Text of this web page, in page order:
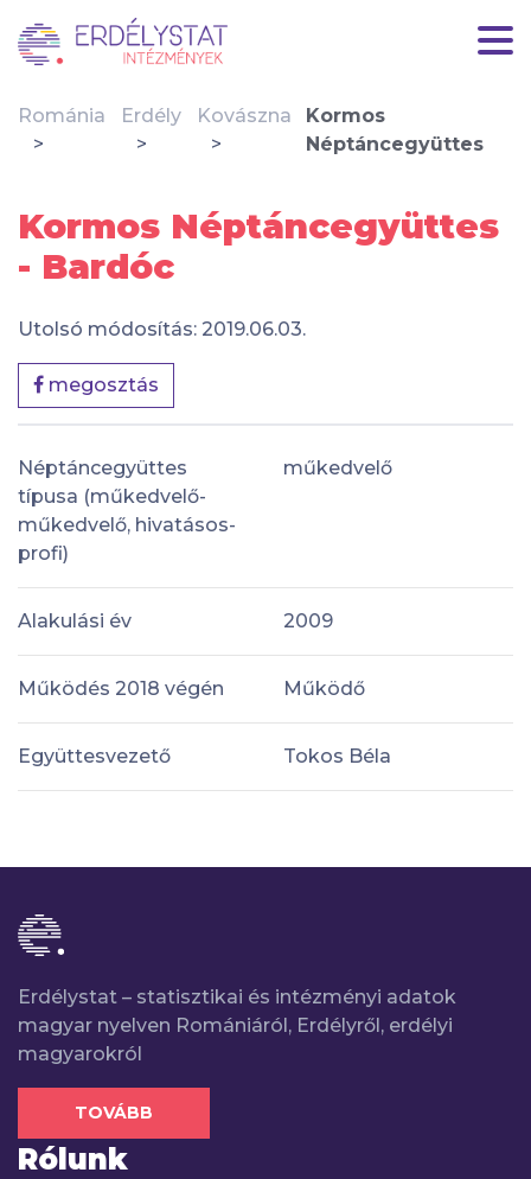
Románia Erdély Kovászna
Kormos
Néptáncegyüttes
Kormos Néptáncegyüttes
- Bardóc
Utolsó módosítás: 2019.06.03.
megosztás
Néptáncegyüttes
típusa (műkedvelő-
műkedvelő, hivatásos-
profi)
műkedvelő
Alakulási év 2009
Működés 2018 végén Működő
Együttesvezető Tokos Béla
Erdélystat – statisztikai és intézményi adatok
magyar nyelven Romániáról, Erdélyről, erdélyi
magyarokról
TOVÁBB
Rólunk